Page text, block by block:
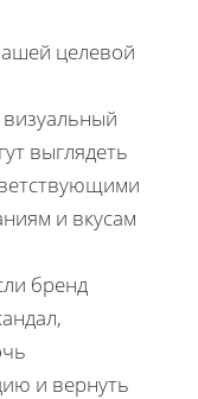
целевой
визуальный
выглядеть
и вкусам
бренд
и вернуть